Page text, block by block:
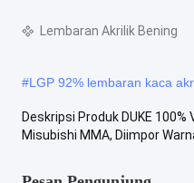
Lembaran Akrilik Bening
#LGP 92% lembaran kaca
Deskripsi Produk DUKE
Misubishi MMA, Diimpor